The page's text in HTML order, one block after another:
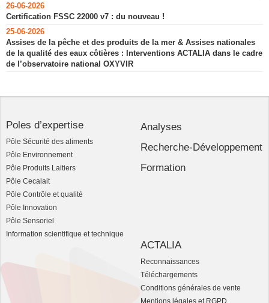
26-06-2026
Certification FSSC 22000 v7 : du nouveau !
25-06-2026
Assises de la pêche et des produits de la mer & Assises nationales
de la qualité des eaux côtières : Interventions ACTALIA dans le cadre
de l’observatoire national OXYVIR
Poles d’expertise
Pôle Sécurité des aliments
Pôle Environnement
Pôle Produits Laitiers
Pôle Cecalait
Pôle Contrôle et qualité
Pôle Innovation
Pôle Sensoriel
Information scientifique et technique
Analyses
Recherche-Développement
Formation
ACTALIA
Reconnaissances
Téléchargements
Conditions générales de vente
Mentions légales et RGPD